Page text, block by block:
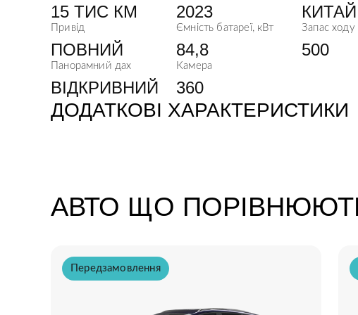
15 ТИС КМ 2023 КИТАЙ
Привід
ПОВНИЙ
Ємність батареї, кВт
84,8
Запас
500
Панорамний дах
ВІДКРИВНИЙ
Камера
360
ДОДАТКОВІ ХАРАКТЕРИСТИКИ
К-сть двигунів
Тип батареї
Ємність батареї (кВт/год)
АВТО ЩО
Передзамовлення